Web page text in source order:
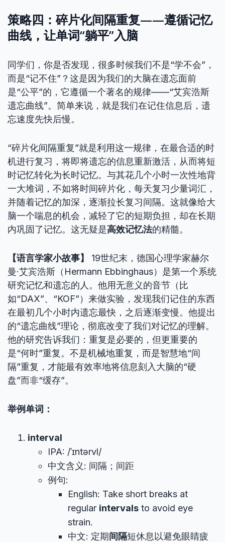
策略四：碎片化间隔重复——遵循记忆
曲线，让单词“躺平”入脑
同学们，你是否发现，很多时候我们不是“学不会”，
而是“记不住”？这是因为我们的大脑在遗忘面前
是“公平”的，它遵循一个著名的规律——“艾宾浩斯
遗忘曲线”。简单来说，就是我们在记住信息后，遗
忘速度先快后慢。
“碎片化间隔重复”就是利用这一规律，在最合适的时
机进行复习，将即将遗忘的信息重新激活，从而将短
时记忆转化为长时记忆。与其花几个小时一次性地背
一大堆词，不如将时间碎片化，每天复习少量词汇，
并随着记忆的加深，逐渐拉长复习间隔。这就像给大
脑一个喘息的机会，减轻了它的短期负担，却在长期
内巩固了记忆。这无疑是高效记忆法的精髓。
【语言学家小故事】
19世纪末，德国心理学家赫尔
曼·艾宾浩斯（Hermann Ebbinghaus）是第一个系统
研究记忆和遗忘的人。他用无意义的音节（比
如“DAX”、“KOF”）来做实验，发现我们记住的东西
在最初几个小时内遗忘最快，之后逐渐变慢。他提出
的“遗忘曲线”理论，彻底改变了我们对记忆的理解。
他的研究告诉我们：重复是必要的，但更重要的
是“何时”重复。不是机械地重复，而是智慧地“间
隔”重复，才能最有效率地将信息刻入大脑的“硬
盘”而非“缓存”。
举例单词：
interval
IPA: /ˈɪntərvl/
中文含义: 间隔；间距
例句:
English: Take short breaks at
regular intervals to avoid eye
strain.
中文: 定期间隔短休息以避免眼睛疲